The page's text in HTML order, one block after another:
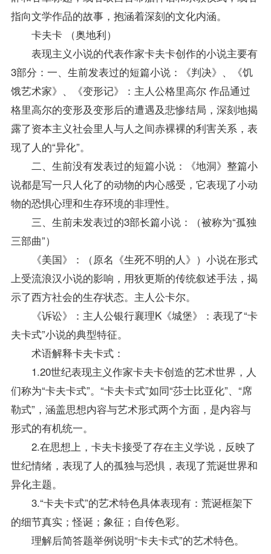
指向文学作品的故事，抱涵着深刻的文化内涵。
卡夫卡 （奥地利）
表现主义小说的代表作家卡夫卡创作的小说主要有
3部分：一、生前发表过的短篇小说：《判决》、《饥
饿艺术家》、《变形记》：主人公格里高尔 作品通过
格里高尔的变形及变形后的遭遇及悲惨结局，深刻地揭
露了资本主义社会里人与人之间赤裸裸的利害关系，表
现了人的“异化”。
二、生前没有发表过的短篇小说：《地洞》整篇小
说都是写一只人化了的动物的内心感受，它表现了小动
物的恐惧心理和生存环境的非理性。
三、生前未发表过的3部长篇小说：（被称为“孤独
三部曲”）
《美国》：（原名《生死不明的人》）小说在形式
上受流浪汉小说的影响，用狄更斯的传统叙述手法，揭
示了西方社会的生存状态。主人公卡尔。
《诉讼》：主人公银行襄理K《城堡》：表现了“卡
夫卡式”小说的典型特征。
术语解释卡夫卡式：
1.20世纪表现主义作家卡夫卡创造的艺术世界，人
们称为“卡夫卡式”。“卡夫卡式”如同“莎士比亚化”、“席
勒式”，涵盖思想内容与艺术形式两个方面，是内容与
形式的有机统一。
2.在思想上，卡夫卡接受了存在主义学说，反映了
世纪情绪，表现了人的孤独与恐惧，表现了荒诞世界和
异化主题。
3.“卡夫卡式”的艺术特色具体表现有：荒诞框架下
的细节真实；怪诞；象征；自传色彩。
理解后简答题举例说明“卡夫卡式”的艺术特色。